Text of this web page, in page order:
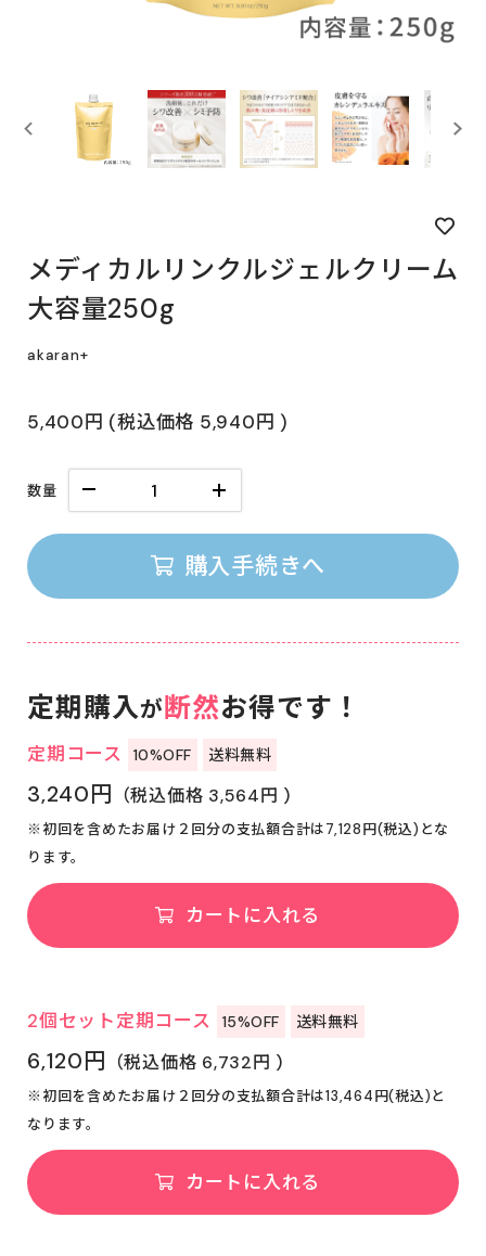
メディカルリンクルジェルクリーム
大容量250g
akaran+
5,400円 (税込価格 5,940円 )
数量
購入手続きへ
定期購入が 断然お得です！
定期コース 10%OFF 送料無料
3,240円 （税込価格 3,564円 )
※初回を含めたお届け２回分の支払額合計は7,128円(税込)とな
ります。
カートに入れる
2個セット定期コース 15%OFF 送料無料
6,120円 （税込価格 6,732円 )
※初回を含めたお届け２回分の支払額合計は13,464円(税込)と
なります。
カートに入れる